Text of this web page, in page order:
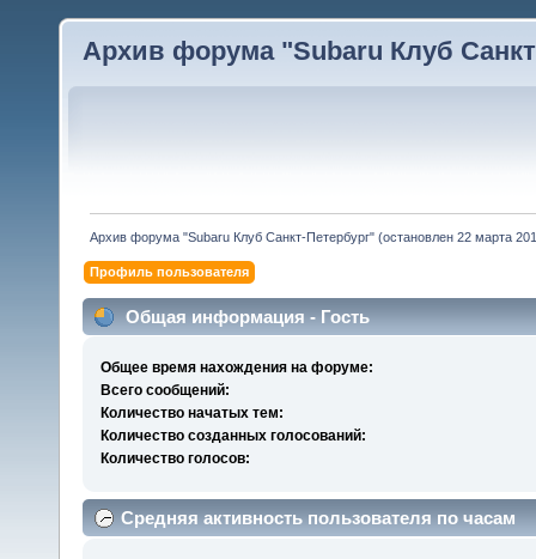
Архив форума "Subaru Клуб
Архив форума "Subaru Клуб Санкт-Петербург" (остановлен 22 марта
Профиль пользователя
Общая информация - Гость
Общее время нахождения на форуме:
Всего сообщений:
Количество начатых тем:
Количество созданных голосований:
Количество голосов:
Средняя активность пользователя по часам